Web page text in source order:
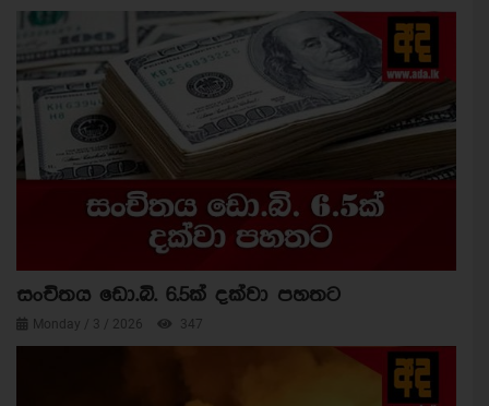
සංචිතය ඩො.බි. 6.5ක් දක්වා පහතට
Monday / 3 / 2026 347